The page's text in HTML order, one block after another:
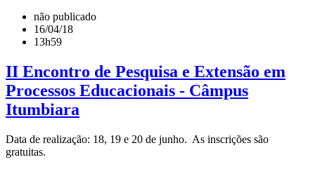
não publicado
16/04/18
13h59
II Encontro de Pesquisa e Extensão em
Processos Educacionais - Câmpus
Itumbiara
Data de realização: 18, 19 e 20 de junho. As inscrições são
gratuitas.